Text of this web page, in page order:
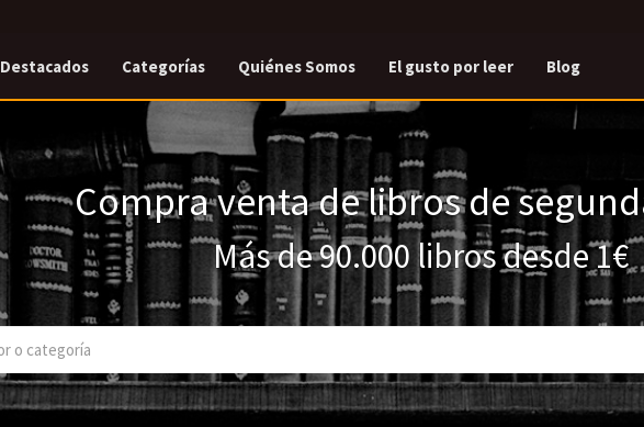
Destacados Categorías Quiénes Somos El gusto por leer Blog
Compra venta de libros de
Más de 90.000 libros desde 1€